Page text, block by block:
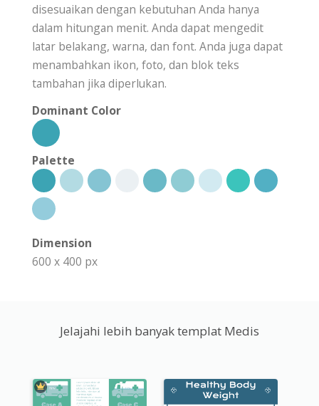
disesuaikan dengan kebutuhan Anda hanya
dalam hitungan menit. Anda dapat mengedit
latar belakang, warna, dan font. Anda juga dapat
menambahkan ikon, foto, dan blok teks
tambahan jika diperlukan.
Dominant Color
Palette
Dimension
600 x 400 px
Jelajahi lebih banyak templat Medis